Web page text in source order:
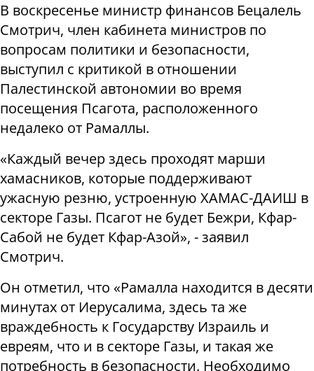
В воскресенье министр финансов Бецалель
Смотрич, член кабинета министров по
вопросам политики и безопасности,
выступил с критикой в отношении
Палестинской автономии во время
посещения Псагота, расположенного
недалеко от Рамаллы.
«Каждый вечер здесь проходят марши
хамасников, которые поддерживают
ужасную резню, устроенную ХАМАС-ДАИШ в
секторе Газы. Псагот не будет Бежри, Кфар-
Сабой не будет Кфар-Азой», - заявил
Смотрич.
Он отметил, что «Рамалла находится в десяти
минутах от Иерусалима, здесь та же
враждебность к Государству Израиль и
евреям, что и в секторе Газы, и такая же
потребность в безопасности. Необходимо